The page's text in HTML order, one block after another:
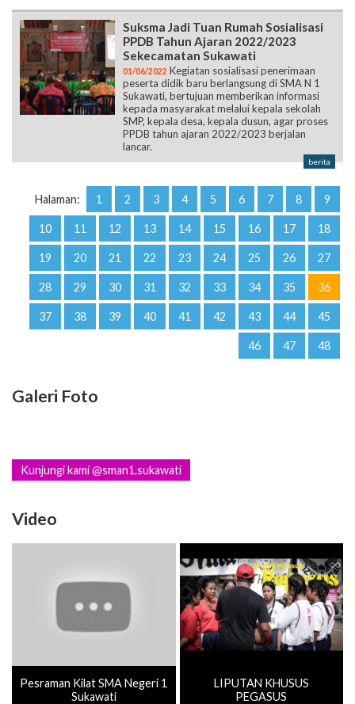
Suksma Jadi Tuan Rumah Sosialisasi
PPDB Tahun Ajaran 2022/2023
Sekecamatan Sukawati
01/06/2022 Kegiatan sosialisasi penerimaan
peserta didik baru berlangsung di SMA N 1
Sukawati, bertujuan memberikan informasi
kepada masyarakat melalui kepala sekolah
SMP, kepala desa, kepala dusun, agar proses
PPDB tahun ajaran 2022/2023 berjalan
lancar.
berita
Halaman: 1 2 3 4 5 6 7 8 9
10 11 12 13 14 15 16 17 18
19 20 21 22 23 24 25 26 27
28 29 30 31 32 33 34 35 36
37 38 39 40 41 42 43 44 45
46 47 48
Galeri Foto
Kunjungi kami @sman1.sukawati
Video
Pesraman Kilat SMA Negeri 1
Sukawati
LIPUTAN KHUSUS
PEGASUS